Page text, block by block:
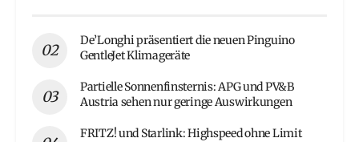
De’Longhi präsentiert die neuen Pinguino
GentleJet Klimageräte
Partielle Sonnenfinsternis: APG und PV&B
Austria sehen nur geringe Auswirkungen
FRITZ! und Starlink: Highspeed ohne Limit